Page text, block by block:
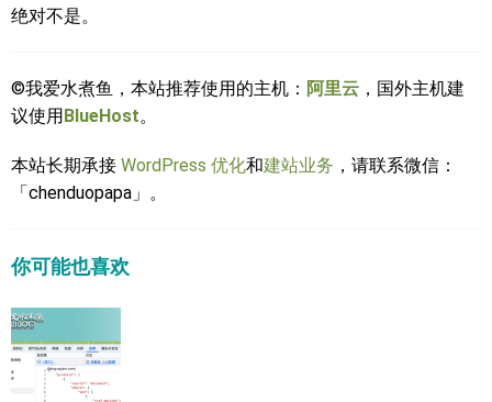
绝对不是。
©我爱水煮鱼，本站推荐使用的主机： 阿里云 ，国外主机建
议使用BlueHost。
本站长期承接 WordPress 优化和建站业务 ，请联系微信：
「chenduopapa」。
你可能也喜欢